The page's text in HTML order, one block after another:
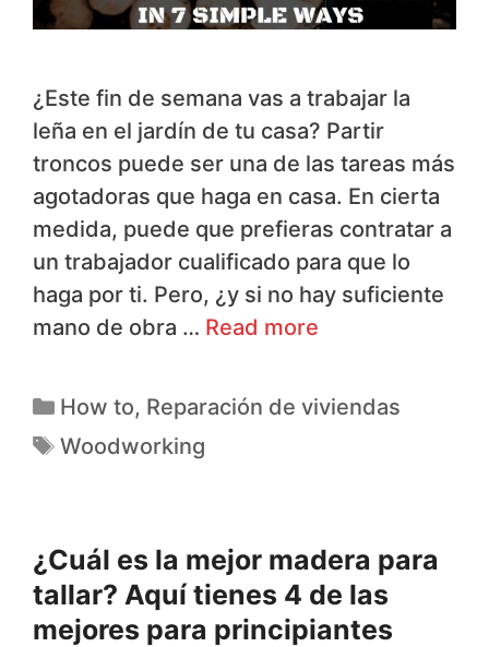
¿Este fin de semana vas a trabajar la
leña en el jardín de tu casa? Partir
troncos puede ser una de las tareas más
agotadoras que haga en casa. En cierta
medida, puede que prefieras contratar a
un trabajador cualificado para que lo
haga por ti. Pero, ¿y si no hay suficiente
mano de obra … Read more
How to, Reparación de viviendas
Woodworking
¿Cuál es la mejor madera para
tallar? Aquí tienes 4 de las
mejores para principiantes